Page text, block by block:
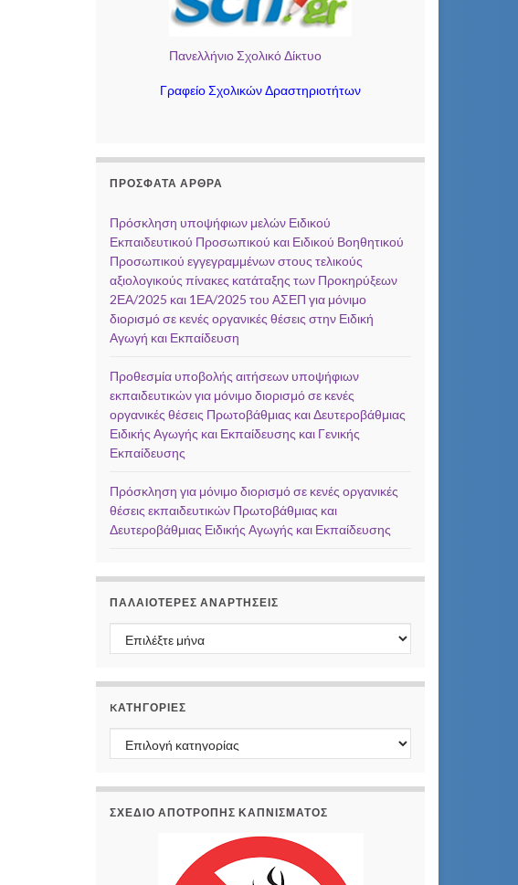
Πανελλήνιο Σχολικό Δίκτυο
Γραφείο Σχολικών Δραστηριοτήτων
ΠΡΌΣΦΑΤΑ ΆΡΘΡΑ
Πρόσκληση υποψήφιων μελών Ειδικού
Εκπαιδευτικού Προσωπικού και Ειδικού Βοηθητικού
Προσωπικού εγγεγραμμένων στους τελικούς
αξιολογικούς πίνακες κατάταξης των Προκηρύξεων
2ΕΑ/2025 και 1ΕΑ/2025 του ΑΣΕΠ για μόνιμο
διορισμό σε κενές οργανικές θέσεις στην Ειδική
Αγωγή και Εκπαίδευση
Προθεσμία υποβολής αιτήσεων υποψήφιων
εκπαιδευτικών για μόνιμο διορισμό σε κενές
οργανικές θέσεις Πρωτοβάθμιας και Δευτεροβάθμιας
Ειδικής Αγωγής και Εκπαίδευσης και Γενικής
Εκπαίδευσης
Πρόσκληση για μόνιμο διορισμό σε κενές οργανικές
θέσεις εκπαιδευτικών Πρωτοβάθμιας και
Δευτεροβάθμιας Ειδικής Αγωγής και Εκπαίδευσης
ΠΑΛΑΙΌΤΕΡΕΣ ΑΝΑΡΤΉΣΕΙΣ
Παλαιότερες αναρτήσεις
KΑΤΗΓΟΡΊΕΣ
Kατηγορίες
ΣΧΕΔΙΟ ΑΠΟΤΡΟΠΗΣ ΚΑΠΝΙΣΜΑΤΟΣ